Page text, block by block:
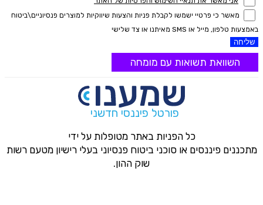
מאשר כי פרטיי ישמשו לקבלת פניות והצעות שיווקיות למוצרים פנסיוניים\ביטוח
באמצעות טלפון, מייל או SMS מאיתנו או צד שלישי
שליחה
השוואת תשואות עם מומחה
פורטל פיננסי חדשני
כל הפניות באתר מטופלות על ידי
מתכננים פיננסים או סוכני ביטוח פנסיוני בעלי רישיון מטעם רשות
שוק ההון.